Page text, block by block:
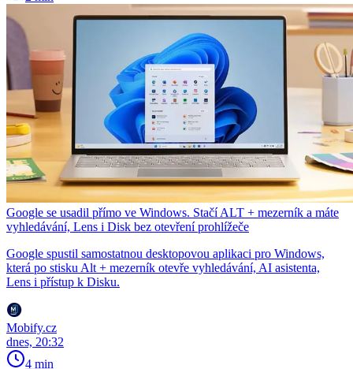
Google se usadil přímo ve Windows. Stačí ALT + mezerník a máte
vyhledávání, Lens i Disk bez otevření prohlížeče
Google spustil samostatnou desktopovou aplikaci pro Windows,
která po stisku Alt + mezerník otevře vyhledávání, AI asistenta,
Lens i přístup k Disku.
Mobify.cz
dnes, 20:32
4 min